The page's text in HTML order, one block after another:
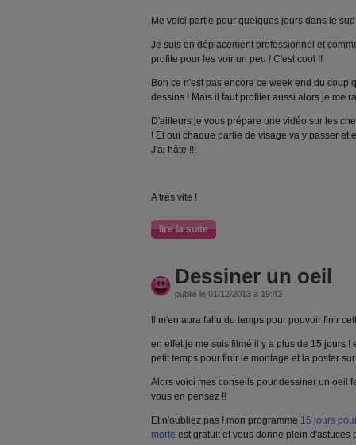
Me voici partie pour quelques jours dans le
Je suis en déplacement professionnel et
profite pour les voir un peu ! C'est cool !!
Bon ce n'est pas encore ce week end du coup
dessins ! Mais il faut profiter aussi alors je me
D'ailleurs je vous prépare une vidéo sur les
! Et oui chaque partie de visage va y passer et
J'ai hâte !!!
A très vite !
lire la suite
Dessiner un oeil
publié le 01/12/2013 à 19:42
Il m'en aura fallu du temps pour pouvoir finir
en effet je me suis filmé il y a plus de 15 jours !
petit temps pour finir le montage et la poster
Alors voici mes conseils pour dessiner un oeil
vous en pensez !!
Et n'oubliez pas ! mon programme 15 jours
morte est gratuit et vous donne plein d'astuces